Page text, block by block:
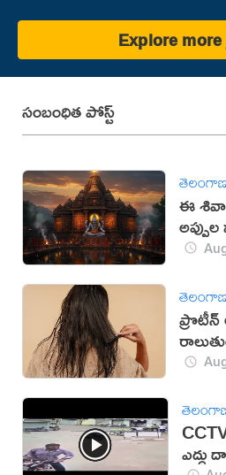
Explore
సంబంధిత పోస్ట్
ఈ
ప్రొటీన్
ఎద్దు